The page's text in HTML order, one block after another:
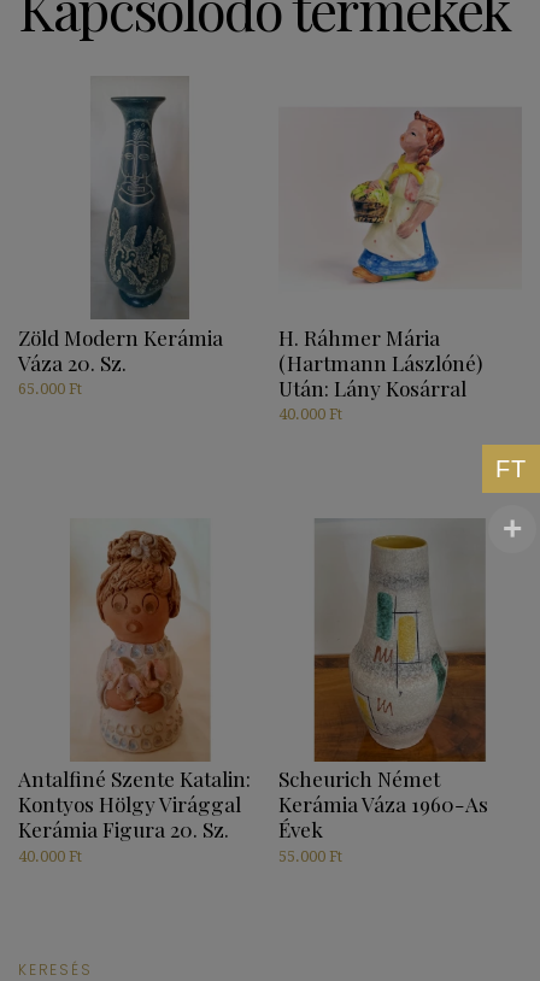
Zöld Modern Kerámia
Váza 20. Sz.
65.000 Ft
H. Ráhmer Mária
(Hartmann Lászlóné)
Után: Lány Kosárral
40.000 Ft
Antalfiné Szente Katalin:
Kontyos Hölgy Virággal
Kerámia Figura 20. Sz.
40.000 Ft
Scheurich Német
Kerámia Váza 1960-As
Évek
55.000 Ft
KERESÉS
FT